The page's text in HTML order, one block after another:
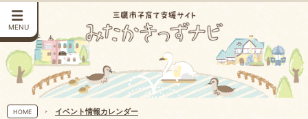
MENU
HOME
イベント情報カレンダー